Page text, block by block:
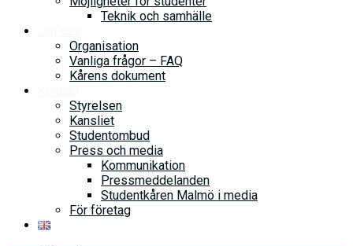
Teknik och samhälle
Organisation
Vanliga frågor – FAQ
Kårens dokument
Styrelsen
Kansliet
Studentombud
Press och media
Kommunikation
Pressmeddelanden
Studentkåren Malmö i media
För företag